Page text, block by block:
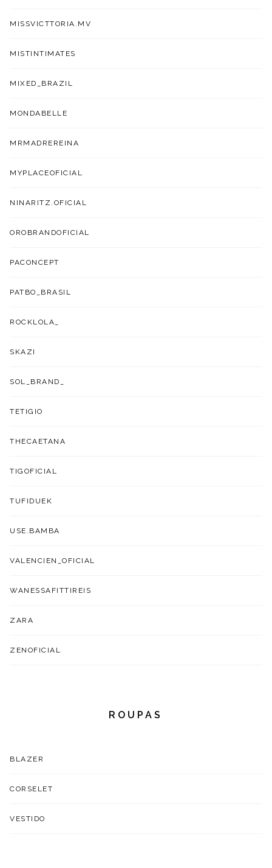
MISSVICTTORIA.MV
MISTINTIMATES
MIXED_BRAZIL
MONDABELLE
MRMADREREINA
MYPLACEOFICIAL
NINARITZ.OFICIAL
OROBRANDOFICIAL
PACONCEPT
PATBO_BRASIL
ROCKLOLA_
SKAZI
SOL_BRAND_
TETIGIO
THECAETANA
TIGOFICIAL
TUFIDUEK
USE.BAMBA
VALENCIEN_OFICIAL
WANESSAFITTIREIS
ZARA
ZENOFICIAL
ROUPAS
BLAZER
CORSELET
VESTIDO